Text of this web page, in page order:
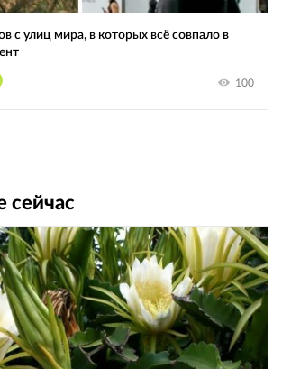
с улиц мира, в которых всё совпало в
100
сейчас